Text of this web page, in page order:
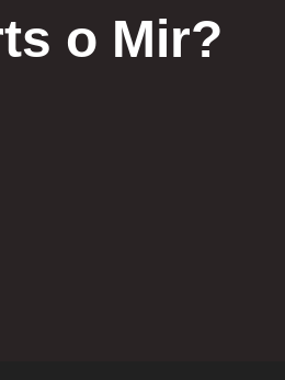
o Mir?